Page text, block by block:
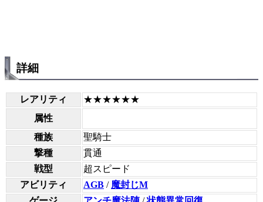
詳細
レアリティ
★★★★★★
属性
種族
聖騎士
撃種
貫通
戦型
超スピード
アビリティ
AGB / 魔封じM